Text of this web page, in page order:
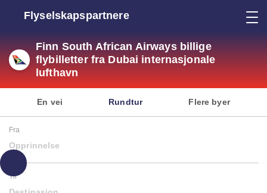
Flyselskapspartnere
Finn South African Airways billige
flybilletter fra Dubai internasjonale
lufthavn
En vei Rundtur Flere byer
Fra
Opprinnelse
Til